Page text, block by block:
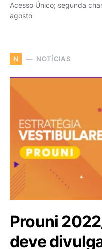
Acesso Único; segunda
agosto
N NOTÍCIAS
Prouni
deve